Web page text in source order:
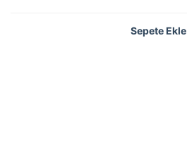
Sepete Ekle